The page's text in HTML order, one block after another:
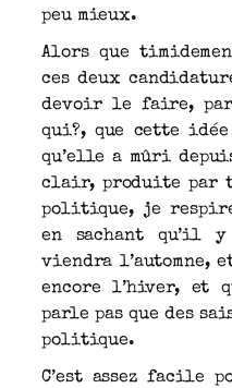
peu mieux.
Alors que
ces deux
devoir le faire,
qui?, que cette idée
qu’elle a mûri
clair, produite par
politique, je
en sachant qu’il
viendra l’automne,
encore l’hiver, et
parle pas que des
politique.
C’est assez facile